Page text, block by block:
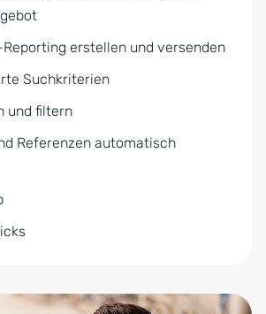
erstellen und versenden
Suchkriterien
und filtern
Referenzen automatisch